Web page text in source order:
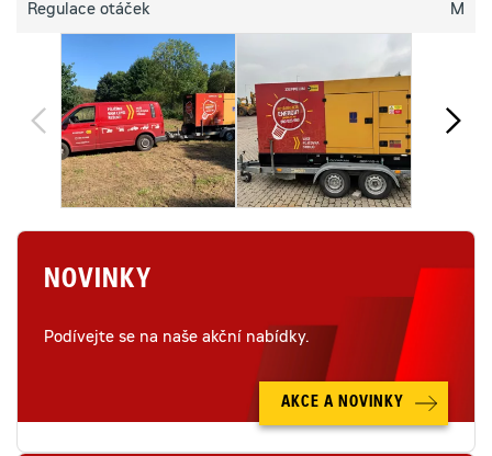
Regulace otáček M
NOVINKY
Podívejte se na naše akční nabídky.
AKCE A NOVINKY